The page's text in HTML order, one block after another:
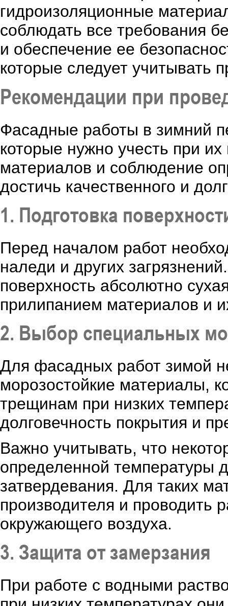
гидроизоляционные
соблюдать все требования
и обеспечение ее
которые следует учитывать
Рекомендации при
Фасадные работы в зимний
которые нужно учесть при
материалов и соблюдение
достичь качественного и
1. Подготовка
Перед началом работ
наледи и других
поверхность абсолютно
прилипанием материалов и
2. Выбор специальных
Для фасадных работ зимой
морозостойкие материалы,
трещинам при низких
долговечность покрытия и
Важно учитывать, что
определенной температуры
затвердевания. Для таких
производителя и проводить
окружающего воздуха.
3. Защита от замерзания
При работе с водными